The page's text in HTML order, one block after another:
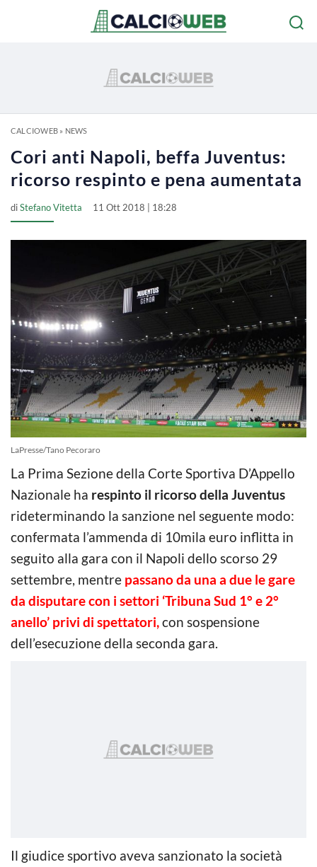
CALCIOWEB» NEWS
Cori anti Napoli, beffa Juventus:
ricorso respinto e pena aumentata
diStefano Vitetta 11 Ott 2018 | 18:28
LaPresse/Tano Pecoraro
La Prima Sezione della Corte Sportiva D’Appello
Nazionale ha respinto il ricorso della Juventus
rideterminando la sanzione nel seguente modo:
confermata l’ammenda di 10mila euro inflitta in
seguito alla gara con il Napoli dello scorso 29
settembre, mentre passano da una a due le gare
da disputare con i settori ‘Tribuna Sud 1° e 2°
anello’ privi di spettatori,con sospensione
dell’esecuzione della seconda gara.
Il giudice sportivo aveva sanzionato la società